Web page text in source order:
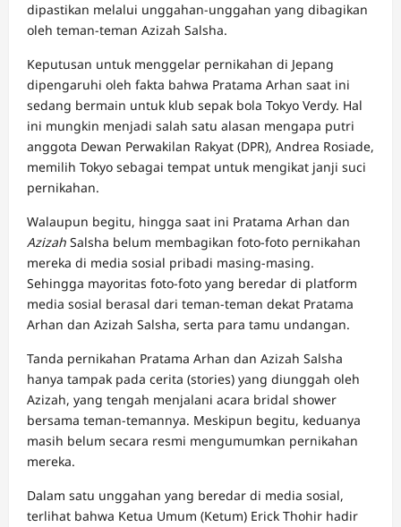
dipastikan melalui unggahan-unggahan yang dibagikan
oleh teman-teman Azizah Salsha.
Keputusan untuk menggelar pernikahan di Jepang
dipengaruhi oleh fakta bahwa Pratama Arhan saat ini
sedang bermain untuk klub sepak bola Tokyo Verdy. Hal
ini mungkin menjadi salah satu alasan mengapa putri
anggota Dewan Perwakilan Rakyat (DPR), Andrea Rosiade,
memilih Tokyo sebagai tempat untuk mengikat janji suci
pernikahan.
Walaupun begitu, hingga saat ini Pratama Arhan dan
Azizah Salsha belum membagikan foto-foto pernikahan
mereka di media sosial pribadi masing-masing.
Sehingga mayoritas foto-foto yang beredar di platform
media sosial berasal dari teman-teman dekat Pratama
Arhan dan Azizah Salsha, serta para tamu undangan.
Tanda pernikahan Pratama Arhan dan Azizah Salsha
hanya tampak pada cerita (stories) yang diunggah oleh
Azizah, yang tengah menjalani acara bridal shower
bersama teman-temannya. Meskipun begitu, keduanya
masih belum secara resmi mengumumkan pernikahan
mereka.
Dalam satu unggahan yang beredar di media sosial,
terlihat bahwa Ketua Umum (Ketum) Erick Thohir hadir